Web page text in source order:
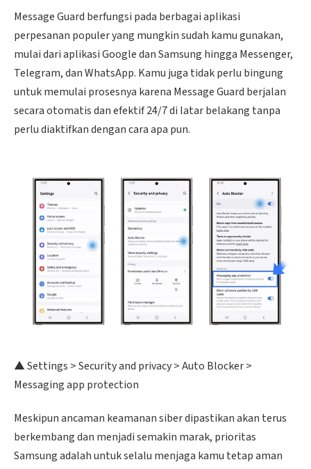
Message Guard berfungsi pada berbagai aplikasi
perpesanan populer yang mungkin sudah kamu gunakan,
mulai dari aplikasi Google dan Samsung hingga Messenger,
Telegram, dan WhatsApp. Kamu juga tidak perlu bingung
untuk memulai prosesnya karena Message Guard berjalan
secara otomatis dan efektif 24/7 di latar belakang tanpa
perlu diaktifkan dengan cara apa pun.
▲ Settings > Security and privacy > Auto Blocker >
Messaging app protection
Meskipun ancaman keamanan siber dipastikan akan terus
berkembang dan menjadi semakin marak, prioritas
Samsung adalah untuk selalu menjaga kamu tetap aman